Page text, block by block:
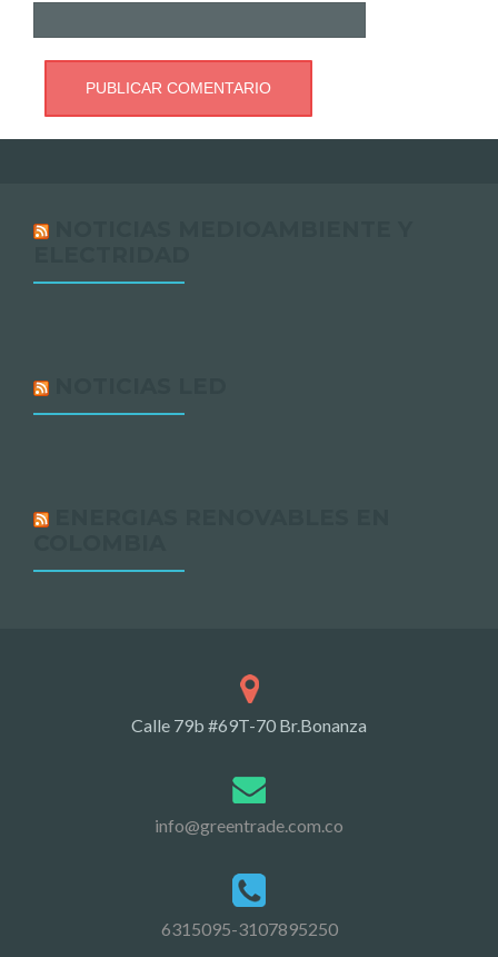
Calle 79b #69T-70 Br.Bonanza
info@greentrade.com.co
6315095-3107895250